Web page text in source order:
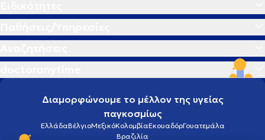
Διαμορφώνουμε το μέλλον της υγείας
παγκοσμίως
ΕλλάδαΒέλγιοΜεξικόΚολομβίαΕκουαδόρΓουατεμάλα
Βραζιλία